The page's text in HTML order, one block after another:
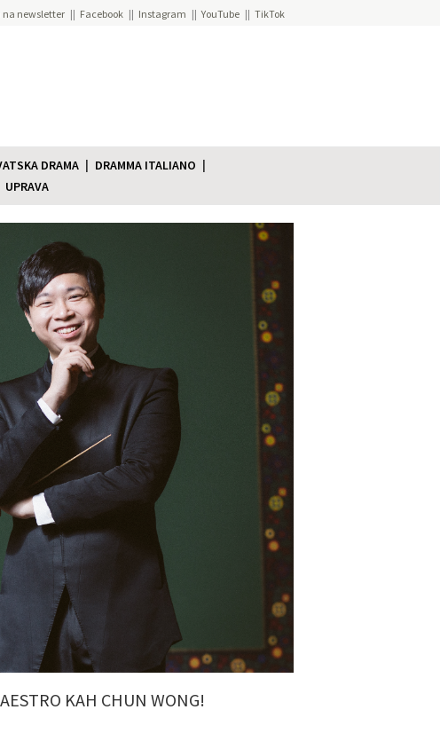
na newsletter Facebook Instagram YouTube TikTok
DRAMA
DRAMMA ITALIANO
UPRAVA
KAH CHUN WONG!